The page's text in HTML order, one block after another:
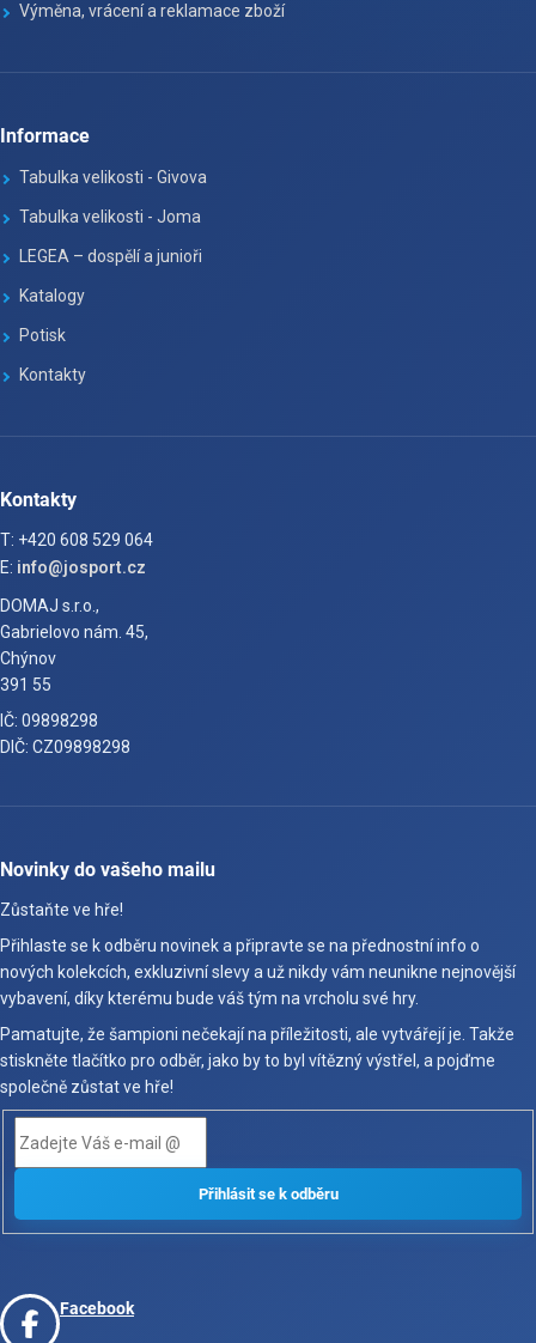
Výměna, vrácení a reklamace zboží
Informace
Tabulka velikosti - Givova
Tabulka velikosti - Joma
LEGEA – dospělí a junioři
Katalogy
Potisk
Kontakty
Kontakty
T: +420 608 529 064
E: info@josport.cz
DOMAJ s.r.o.,
Gabrielovo nám. 45,
Chýnov
391 55
IČ: 09898298
DIČ: CZ09898298
Novinky do vašeho mailu
Zůstaňte ve hře!
Přihlaste se k odběru novinek a připravte se na přednostní info o
nových kolekcích, exkluzivní slevy a už nikdy vám neunikne nejnovější
vybavení, díky kterému bude váš tým na vrcholu své hry.
Pamatujte, že šampioni nečekají na příležitosti, ale vytvářejí je. Takže
stiskněte tlačítko pro odběr, jako by to byl vítězný výstřel, a pojďme
společně zůstat ve hře!
Facebook